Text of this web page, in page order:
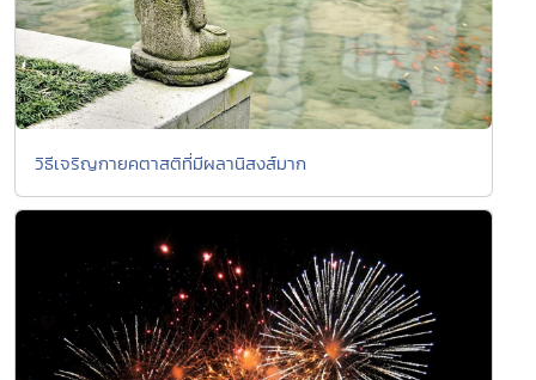
วิธีเจริญกายคตาสติที่มีผลานิสงส์มาก